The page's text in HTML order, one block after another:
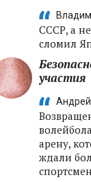
СССР, а
сломил
участия
арену,
ждали